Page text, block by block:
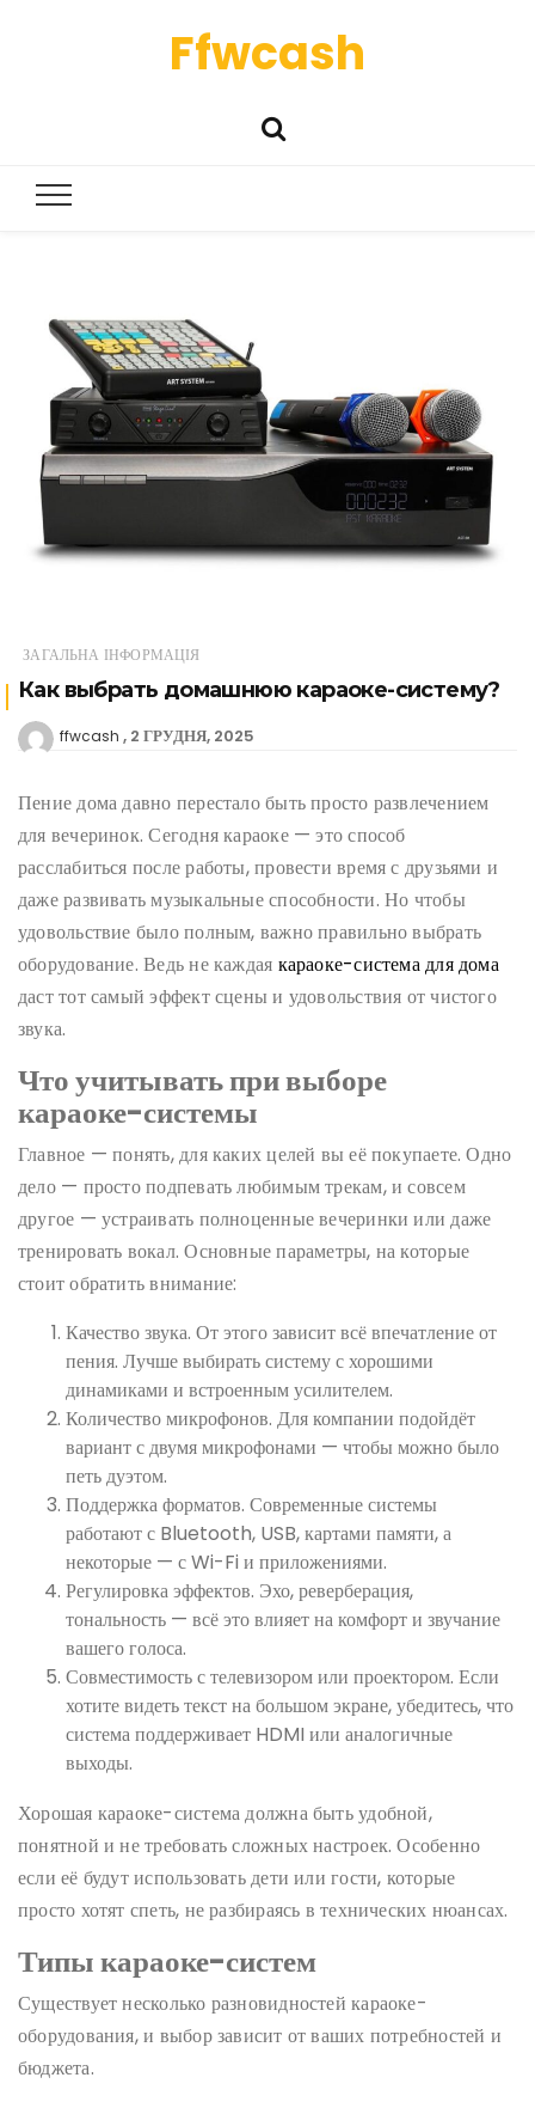
Ffwcash
ЗАГАЛЬНА ІНФОРМАЦІЯ
Как выбрать домашнюю караоке-систему?
ffwcash 2 ГРУДНЯ, 2025
Пение дома давно перестало быть просто развлечением
для вечеринок. Сегодня караоке — это способ
расслабиться после работы, провести время с друзьями и
даже развивать музыкальные способности. Но чтобы
удовольствие было полным, важно правильно выбрать
оборудование. Ведь не каждая караоке-система для дома
даст тот самый эффект сцены и удовольствия от чистого
звука.
Что учитывать при выборе
караоке-системы
Главное — понять, для каких целей вы её покупаете. Одно
дело — просто подпевать любимым трекам, и совсем
другое — устраивать полноценные вечеринки или даже
тренировать вокал. Основные параметры, на которые
стоит обратить внимание:
Качество звука. От этого зависит всё впечатление от
пения. Лучше выбирать систему с хорошими
динамиками и встроенным усилителем.
Количество микрофонов. Для компании подойдёт
вариант с двумя микрофонами — чтобы можно было
петь дуэтом.
Поддержка форматов. Современные системы
работают с Bluetooth, USB, картами памяти, а
некоторые — с Wi-Fi и приложениями.
Регулировка эффектов. Эхо, реверберация,
тональность — всё это влияет на комфорт и звучание
вашего голоса.
Совместимость с телевизором или проектором. Если
хотите видеть текст на большом экране, убедитесь, что
система поддерживает HDMI или аналогичные
выходы.
Хорошая караоке-система должна быть удобной,
понятной и не требовать сложных настроек. Особенно
если её будут использовать дети или гости, которые
просто хотят спеть, не разбираясь в технических нюансах.
Типы караоке-систем
Существует несколько разновидностей караоке-
оборудования, и выбор зависит от ваших потребностей и
бюджета.